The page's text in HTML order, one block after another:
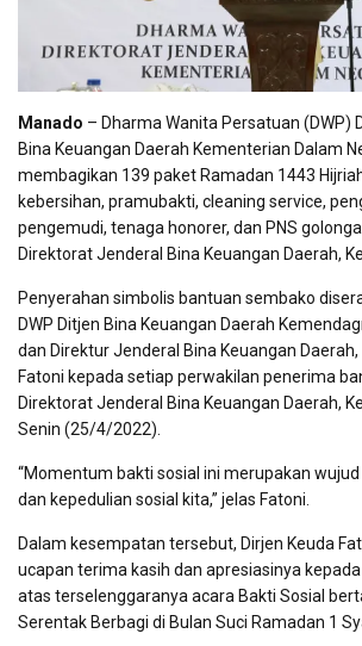
Manado – Dharma Wanita Persatuan (DWP)
Bina Keuangan Daerah Kementerian Dalam
membagikan 139 paket Ramadan 1443
kebersihan, pramubakti, cleaning service,
pengemudi, tenaga honorer, dan PNS
Direktorat Jenderal Bina Keuangan Daerah,
Penyerahan simbolis bantuan sembako
DWP Ditjen Bina Keuangan Daerah
dan Direktur Jenderal Bina Keuangan
Fatoni kepada setiap perwakilan penerima
Direktorat Jenderal Bina Keuangan Daerah,
Senin (25/4/2022).
“Momentum bakti sosial ini merupakan
dan kepedulian sosial kita,” jelas Fatoni.
Dalam kesempatan tersebut, Dirjen Keuda
ucapan terima kasih dan apresiasinya
atas terselenggaranya acara Bakti Sosial
Serentak Berbagi di Bulan Suci Ramadan 1